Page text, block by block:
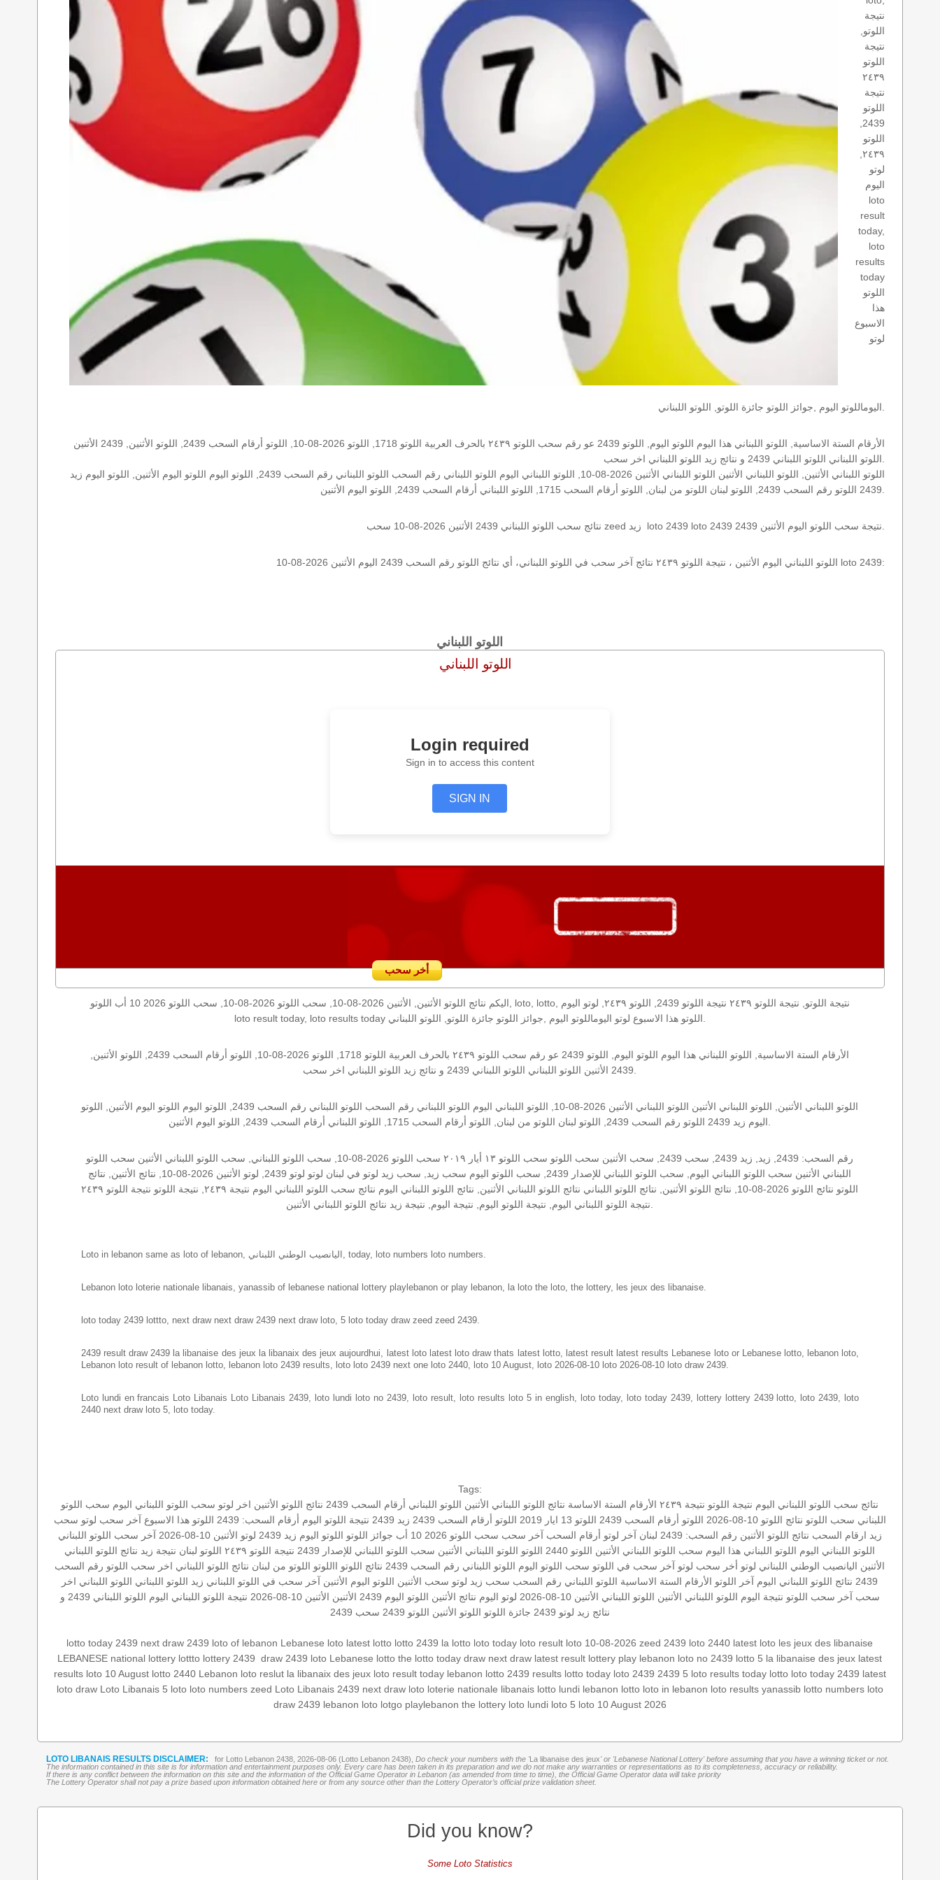
نتيجة
اللوتو,
نتيجة
اللوتو
٢٤٣٩
نتيجة
اللوتو
اللوتو
٢٤٣٩,
لوتو
اليوم
loto
result
today,
loto
results
today
اللوتو
هذا
الاسبوع
لوتو
الأرقام الستة الاساسية, اللوتو اللبناني هذا اليوم اللوتو اليوم, اللوتو 2439 عو رقم سحب اللوتو ٢٤٣٩ بالحرف العربية اللوتو 1718, اللوتو 2026-08-10, اللوتو أرقام السحب 2439, اللوتو الأثنين, 2439 الأثنين
اللوتو اللبناني الأثنين, اللوتو اللبناني الأثنين اللوتو اللبناني الأثنين 2026-08-10, اللوتو اللبناني اليوم اللوتو اللبناني رقم السحب اللوتو اللبناني رقم السحب 2439, اللوتو اليوم اللوتو اليوم الأثنين, اللوتو اليوم زيد
اللوتو اللبناني اليوم الأثنين ، نتيجة اللوتو ٢٤٣٩ نتائج آخر سحب في اللوتو اللبناني، أي نتائج اللوتو رقم السحب 2439 اليوم الأثنين 2026-08-10 loto 2439:
اللوتو اللبناني
اللوتو اللبناني
Login required
Sign in to access this content
SIGN IN
أخر سحب
اليكم نتائج اللوتو الأثنين, الأثنين 2026-08-10, سحب اللوتو 2026-08-10, سحب اللوتو 2026 10 أب اللوتو, loto, lotto, نتيجة اللوتو, نتيجة اللوتو ٢٤٣٩ نتيجة اللوتو 2439, اللوتو ٢٤٣٩, لوتو اليوم
الأرقام الستة الاساسية, اللوتو اللبناني هذا اليوم اللوتو اليوم, اللوتو 2439 عو رقم سحب اللوتو ٢٤٣٩ بالحرف العربية اللوتو 1718, اللوتو 2026-08-10, اللوتو أرقام السحب 2439, اللوتو الأثنين,
اللوتو اللبناني الأثنين, اللوتو اللبناني الأثنين اللوتو اللبناني الأثنين 2026-08-10, اللوتو اللبناني اليوم اللوتو اللبناني رقم السحب اللوتو اللبناني رقم السحب 2439, اللوتو اليوم اللوتو اليوم الأثنين, اللوتو
رقم السحب: 2439, زيد, زيد 2439, سحب 2439, سحب الأثنين سحب اللوتو سحب اللوتو ١٣ أيار ٢٠١٩ سحب اللوتو 2026-08-10, سحب اللوتو اللبناني, سحب اللوتو اللبناني الأثنين سحب اللوتو
اللبناني الأثنين سحب اللوتو اللبناني اليوم, سحب اللوتو اللبناني للإصدار 2439, سحب اللوتو اليوم سحب زيد, سحب زيد لوتو في لبنان لوتو لوتو 2439, لوتو الأثنين 2026-08-10, نتائج الأثنين, نتائج
اللوتو نتائج اللوتو 2026-08-10, نتائج اللوتو الأثنين, نتائج اللوتو اللبناني نتائج اللوتو اللبناني الأثنين, نتائج اللوتو اللبناني اليوم نتائج سحب اللوتو اللبناني اليوم نتيجة ٢٤٣٩, نتيجة اللوتو نتيجة اللوتو ٢٤٣٩
Loto in lebanon same as loto of lebanon, اليانصيب الوطني اللبناني, today, loto numbers loto numbers.
Lebanon loto loterie nationale libanais, yanassib of lebanese national lottery playlebanon or play lebanon, la loto the loto, the lottery, les jeux des libanaise.
loto today 2439 lottto, next draw next draw 2439 next draw loto, 5 loto today draw zeed zeed 2439.
2439 result draw 2439 la libanaise des jeux la libanaix des jeux aujourdhui, latest loto latest loto draw thats latest lotto, latest result latest results Lebanese loto or Lebanese lotto, lebanon loto,
Lebanon loto result of lebanon lotto, lebanon loto 2439 results, loto loto 2439 next one loto 2440, loto 10 August, loto 2026-08-10 loto 2026-08-10 loto draw 2439.
Loto lundi en francais Loto Libanais Loto Libanais 2439, loto lundi loto no 2439, loto result, loto results loto 5 in english, loto today, loto today 2439, lottery lottery 2439 lotto, loto 2439, loto
2440 next draw loto 5, loto today.
Tags:
نتائج سحب اللوتو اللبناني اليوم نتيجة اللوتو نتيجة ٢٤٣٩ الأرقام الستة الاساسة نتائج اللوتو اللبناني الأثنين اللوتو اللبناني أرقام السحب 2439 نتائج اللوتو الأثنين اخر لوتو سحب اللوتو اللبناني اليوم سحب اللوتو
اللبناني سحب اللوتو نتائج اللوتو 10-08-2026 اللوتو أرقام السحب 2439 اللوتو 13 ايار 2019 اللوتو أرقام السحب 2439 زيد 2439 نتيجة اللوتو اليوم أرقام السحب: 2439 اللوتو هذا الاسبوع آخر سحب لوتو سحب
زيد ارقام السحب نتائج اللوتو الأثنين رقم السحب: 2439 لبنان آخر لوتو أرقام السحب آخر سحب سحب اللوتو 2026 10 أب جوائز اللوتو اللوتو اليوم زيد 2439 لوتو الأثنين 10-08-2026
آخر سحب اللوتو اللبناني
اللوتو اللبناني اليوم اللوتو اللبناني هذا اليوم سحب اللوتو اللبناني الأثنين اللوتو 2440 اللوتو اللوتو اللبناني الأثنين سحب اللوتو اللبناني للإصدار 2439 نتيجة اللوتو ٢٤٣٩ اللوتو لبنان نتيجة زيد نتائج اللوتو اللبناني
الأثنين اليانصيب الوطني اللبناني لوتو أخر سحب لوتو آخر سحب في اللوتو سحب اللوتو اليوم اللوتو اللبناني رقم السحب 2439 نتائج اللوتو االلوتو اللوتو من لبنان نتائج اللوتو اللبناني اخر سحب اللوتو رقم السحب
2439 نتائج اللوتو اللبناني اليوم آخر اللوتو الأرقام الستة الاساسية اللوتو اللبناني رقم السحب سحب زيد لوتو سحب الأثنين اللوتو اليوم الأثنين آخر سحب في اللوتو اللبناني زيد اللوتو اللبناني اللوتو اللبناني اخر
سحب آخر سحب اللوتو نتيجة اليوم اللوتو اللبناني الأثنين اللوتو اللبناني الأثنين 10-08-2026 لوتو اليوم نتائج الأثنين اللوتو اليوم 2439 الأثنين الأثنين 10-08-2026 نتيجة اللوتو اللبناني اليوم
اللوتو اللبناني 2439 و
نتائج زيد لوتو 2439 جائزة اللوتو اللوتو الأثنين اللوتو 2439 سحب 2439
lotto today 2439 next draw 2439 loto of lebanon Lebanese loto latest lotto lotto 2439 la lotto loto today loto result loto 10-08-2026 zeed 2439 loto 2440 latest loto les jeux des libanaise
LEBANESE national lottery lottto lottery 2439 ‏draw 2439 loto Lebanese lotto the lotto today draw next draw latest result lottery play lebanon loto no 2439 lotto 5 la libanaise des jeux latest
results loto 10 August lotto 2440 Lebanon loto reslut la libanaix des jeux loto result today lebanon lotto 2439 results lotto today loto 2439 2439 5 loto results today lotto loto today 2439 latest
loto draw Loto Libanais 5 loto loto numbers zeed Loto Libanais 2439 next draw loto loterie nationale libanais lotto lundi lebanon lotto loto in lebanon loto results yanassib lotto numbers loto
draw 2439 lebanon loto lotgo playlebanon the lottery loto lundi loto 5 loto 10 August 2026
LOTO LIBANAIS RESULTS DISCLAIMER: for Lotto Lebanon 2438, 2026-08-06 (Lotto Lebanon 2438), Do check your numbers with the 'La libanaise des jeux' or 'Lebanese National Lottery' before assuming that you have a winning ticket or not.
The information contained in this site is for information and entertainment purposes only. Every care has been taken in its preparation and we do not make any warranties or representations as to its completeness, accuracy or reliability.
If there is any conflict between the information on this site and the information of the Official Game Operator in Lebanon (as amended from time to time), the Official Game Operator data will take priority
The Lottery Operator shall not pay a prize based upon information obtained here or from any source other than the Lottery Operator’s official prize validation sheet.
Did you know?
Some Loto Statistics